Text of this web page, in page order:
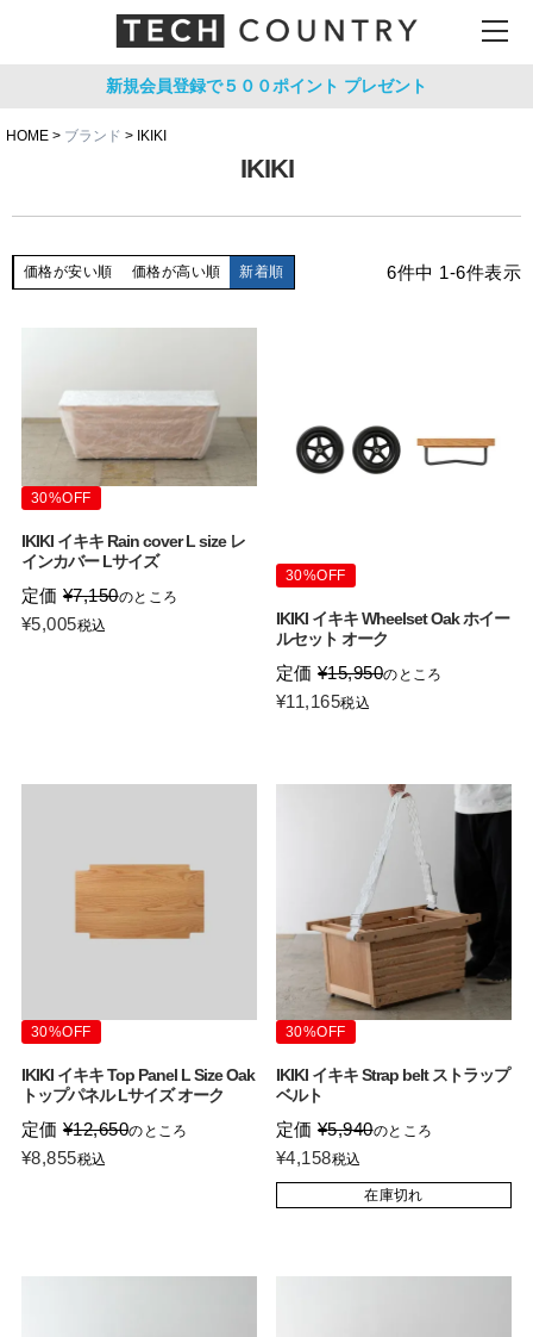
新規会員登録で５００ポイント プレゼント
HOME ブランド IKIKI
IKIKI
価格が安い順 価格が高い順 新着順 6件中 1-6件表示
30%OFF
IKIKI イキキ Rain cover L size レ
インカバー Lサイズ
定価 ¥7,150のところ
¥5,005税込
30%OFF
IKIKI イキキ Wheelset Oak ホイー
ルセット オーク
定価 ¥15,950のところ
¥11,165税込
30%OFF
IKIKI イキキ Top Panel L Size Oak
トップパネル Lサイズ オーク
定価 ¥12,650のところ
¥8,855税込
30%OFF
IKIKI イキキ Strap belt ストラップ
ベルト
定価 ¥5,940のところ
¥4,158税込
在庫切れ